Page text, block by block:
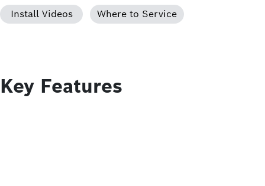
Install Videos Where to Service
Key Features